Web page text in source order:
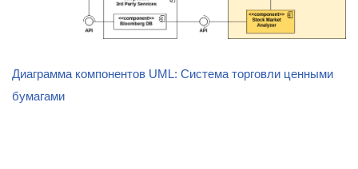
Диаграмма компонентов UML: Система торговли ценными
бумагами